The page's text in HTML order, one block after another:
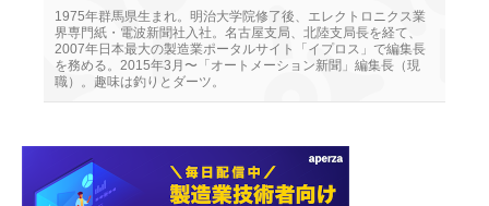
1975年群馬県生まれ。明治大学院修了後、エレクトロニクス業
界専門紙・電波新聞社入社。名古屋支局、北陸支局長を経て、
2007年日本最大の製造業ポータルサイト「イプロス」で編集長
を務める。2015年3月〜「オートメーション新聞」編集長（現
職）。趣味は釣りとダーツ。